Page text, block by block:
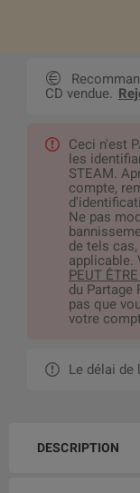
CD vendue.
Ceci n'est
les
STEAM.
compte,
Ne pas
de tels
applicable.
PEUT
du Partage
pas que
votre
Le délai de
DESCRIPTION